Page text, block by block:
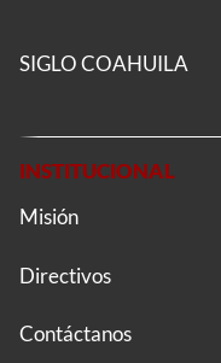
SIGLO COAHUILA
INSTITUCIONAL
Misión
Directivos
Contáctanos